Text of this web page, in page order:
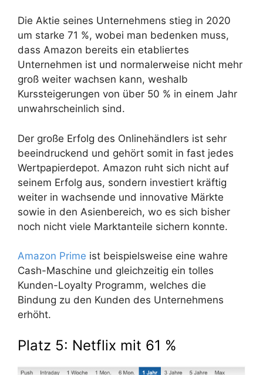
Die Aktie seines Unternehmens stieg in 2020
um starke 71 %, wobei man bedenken muss,
dass Amazon bereits ein etabliertes
Unternehmen ist und normalerweise nicht mehr
groß weiter wachsen kann, weshalb
Kurssteigerungen von über 50 % in einem Jahr
unwahrscheinlich sind.
Der große Erfolg des Onlinehändlers ist sehr
beeindruckend und gehört somit in fast jedes
Wertpapierdepot. Amazon ruht sich nicht auf
seinem Erfolg aus, sondern investiert kräftig
weiter in wachsende und innovative Märkte
sowie in den Asienbereich, wo es sich bisher
noch nicht viele Marktanteile sichern konnte.
Amazon Prime ist beispielsweise eine wahre
Cash-Maschine und gleichzeitig ein tolles
Kunden-Loyalty Programm, welches die
Bindung zu den Kunden des Unternehmens
erhöht.
Platz 5: Netflix mit 61 %